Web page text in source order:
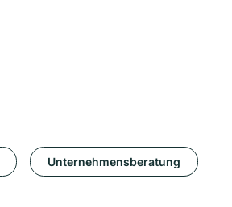
Unternehmensberatung